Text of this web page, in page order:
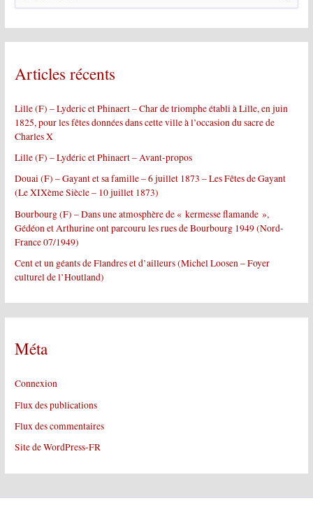
h
e
c
r
:
Articles récents
Lille (F) – Lyderic et Phinaert – Char de triomphe établi à Lille, en juin
1825, pour les fêtes données dans cette ville à l’occasion du sacre de
Charles X
Lille (F) – Lydéric et Phinaert – Avant-propos
Douai (F) – Gayant et sa famille – 6 juillet 1873 – Les Fêtes de Gayant
(Le XIXème Siècle – 10 juillet 1873)
Bourbourg (F) – Dans une atmosphère de « kermesse flamande »,
Gédéon et Arthurine ont parcouru les rues de Bourbourg 1949 (Nord-
France 07/1949)
Cent et un géants de Flandres et d’ailleurs (Michel Loosen – Foyer
culturel de l’Houtland)
Méta
Connexion
Flux des publications
Flux des commentaires
Site de WordPress-FR